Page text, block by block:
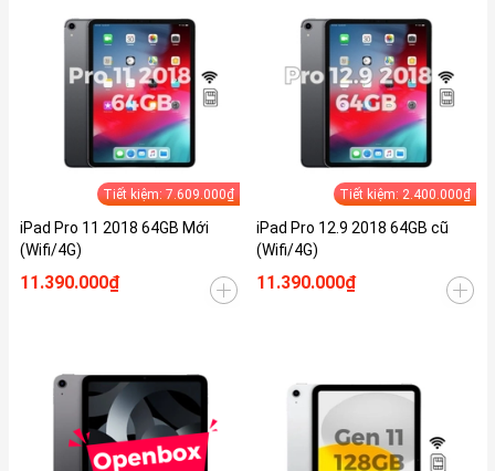
Tiết kiệm: 7.609.000₫
iPad Pro 11 2018 64GB Mới
(Wifi/4G)
11.390.000₫
Tiết kiệm: 2.400.000₫
iPad Pro 12.9 2018 64GB cũ
(Wifi/4G)
11.390.000₫